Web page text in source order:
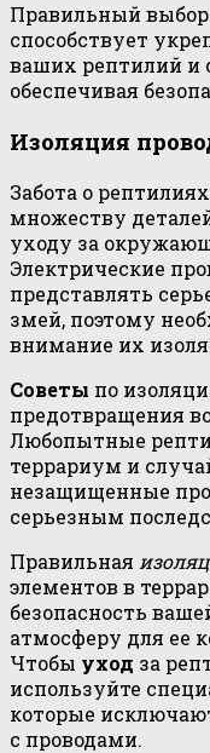
Правильный выбор
способствует
ваших рептилий и
обеспечивая
Изоляция
Забота о
множеству
уходу за
Электрические
представлять
змей, поэтому
внимание их
Советы по
предотвращения
Любопытные
террариум и
незащищенные
серьезным
Правильная
элементов в
безопасность
атмосферу для ее
Чтобы уход за
используйте
которые
с проводами.